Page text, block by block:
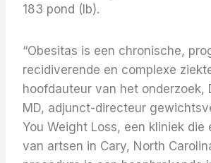
183 pond (lb).
“Obesitas is een chronische,
recidiverende en complexe
hoofdauteur van het onderzoek,
MD, adjunct-directeur
You Weight Loss, een kliniek die
van artsen in Cary, North